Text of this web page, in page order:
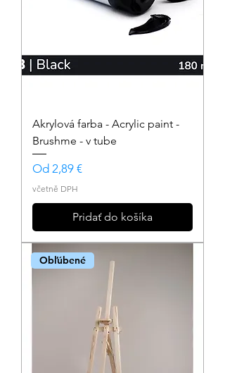
Akrylová farba - Acrylic paint -
Brushme - v tube
Od 2,89 €
Zvýhodněná cena
včetně DPH
Pridať do košíka
Obľúbené